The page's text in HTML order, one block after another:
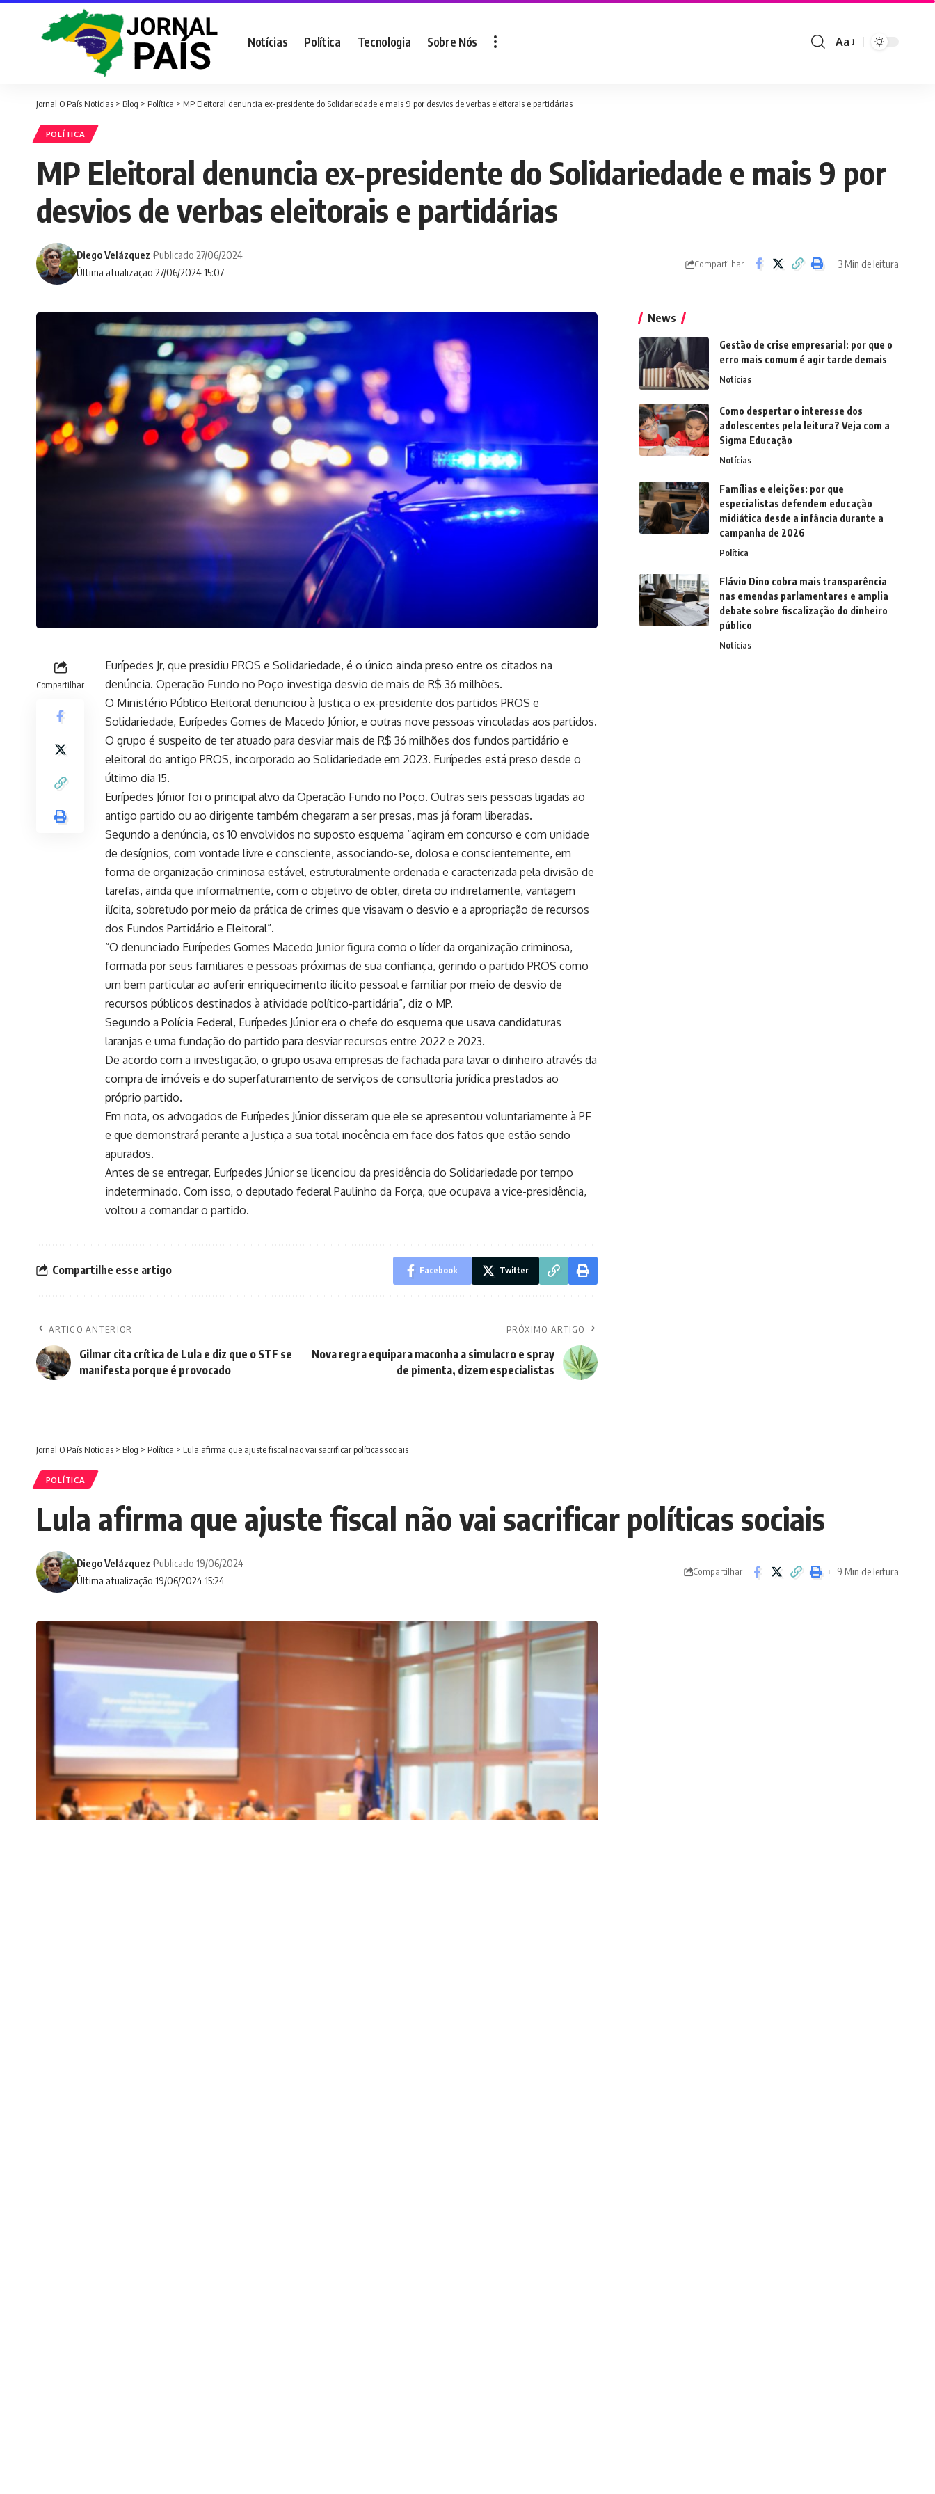
Notícias Política Tecnologia Sobre Nós
Font
Aa
Jornal O País Notícias > Blog > Política > MP Eleitoral denuncia ex-presidente do Solidariedade e mais 9 por desvios de verbas eleitorais e partidárias
POLÍTICA
MP Eleitoral denuncia ex-presidente do Solidariedade e mais 9 por
desvios de verbas eleitorais e partidárias
Última atualização 27/06/2024 15:07
Diego Velázquez Publicado 27/06/2024
Compartilhar 3 Min de leitura
Compartilhar
Eurípedes Jr, que presidiu PROS e Solidariedade, é o único ainda preso entre os citados na
denúncia. Operação Fundo no Poço investiga desvio de mais de R$ 36 milhões.
O Ministério Público Eleitoral denunciou à Justiça o ex-presidente dos partidos PROS e
Solidariedade, Eurípedes Gomes de Macedo Júnior, e outras nove pessoas vinculadas aos partidos.
O grupo é suspeito de ter atuado para desviar mais de R$ 36 milhões dos fundos partidário e
eleitoral do antigo PROS, incorporado ao Solidariedade em 2023. Eurípedes está preso desde o
último dia 15.
Eurípedes Júnior foi o principal alvo da Operação Fundo no Poço. Outras seis pessoas ligadas ao
antigo partido ou ao dirigente também chegaram a ser presas, mas já foram liberadas.
Segundo a denúncia, os 10 envolvidos no suposto esquema “agiram em concurso e com unidade
de desígnios, com vontade livre e consciente, associando-se, dolosa e conscientemente, em
forma de organização criminosa estável, estruturalmente ordenada e caracterizada pela divisão de
tarefas, ainda que informalmente, com o objetivo de obter, direta ou indiretamente, vantagem
ilícita, sobretudo por meio da prática de crimes que visavam o desvio e a apropriação de recursos
dos Fundos Partidário e Eleitoral”.
“O denunciado Eurípedes Gomes Macedo Junior figura como o líder da organização criminosa,
formada por seus familiares e pessoas próximas de sua confiança, gerindo o partido PROS como
um bem particular ao auferir enriquecimento ilícito pessoal e familiar por meio de desvio de
recursos públicos destinados à atividade político-partidária”, diz o MP.
Segundo a Polícia Federal, Eurípedes Júnior era o chefe do esquema que usava candidaturas
laranjas e uma fundação do partido para desviar recursos entre 2022 e 2023.
De acordo com a investigação, o grupo usava empresas de fachada para lavar o dinheiro através da
compra de imóveis e do superfaturamento de serviços de consultoria jurídica prestados ao
próprio partido.
Em nota, os advogados de Eurípedes Júnior disseram que ele se apresentou voluntariamente à PF
e que demonstrará perante a Justiça a sua total inocência em face dos fatos que estão sendo
apurados.
Antes de se entregar, Eurípedes Júnior se licenciou da presidência do Solidariedade por tempo
indeterminado. Com isso, o deputado federal Paulinho da Força, que ocupava a vice-presidência,
voltou a comandar o partido.
Compartilhe esse artigo Facebook Twitter
ARTIGO ANTERIOR
Gilmar cita crítica de Lula e diz que o STF se
manifesta porque é provocado
PRÓXIMO ARTIGO
Nova regra equipara maconha a simulacro e spray
de pimenta, dizem especialistas
News
Gestão de crise empresarial: por que o
erro mais comum é agir tarde demais
Notícias
Como despertar o interesse dos
adolescentes pela leitura? Veja com a
Sigma Educação
Notícias
Famílias e eleições: por que
especialistas defendem educação
midiática desde a infância durante a
campanha de 2026
Política
Flávio Dino cobra mais transparência
nas emendas parlamentares e amplia
debate sobre fiscalização do dinheiro
público
Notícias
Jornal O País Notícias > Blog > Política > Lula afirma que ajuste fiscal não vai sacrificar políticas sociais
POLÍTICA
Lula afirma que ajuste fiscal não vai sacrificar políticas sociais
Última atualização 19/06/2024 15:24
Diego Velázquez Publicado 19/06/2024
Compartilhar 9 Min de leitura